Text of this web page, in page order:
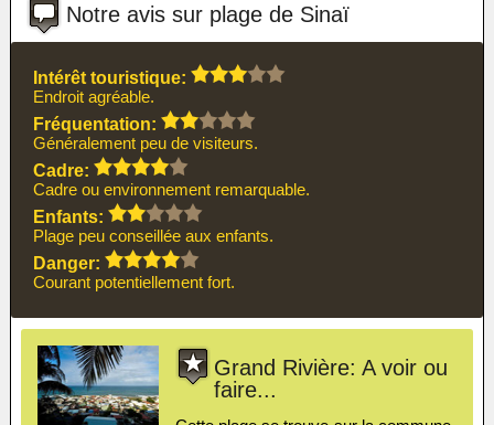
Notre avis sur plage de Sinaï
Intérêt touristique:
Endroit agréable.
Fréquentation:
Généralement peu de visiteurs.
Cadre:
Cadre ou environnement remarquable.
Enfants:
Plage peu conseillée aux enfants.
Danger:
Courant potentiellement fort.
Grand Rivière: A voir ou
faire...